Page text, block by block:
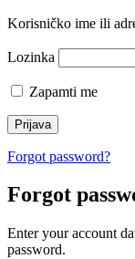
Korisničko ime ili
Lozinka
Zapamti me
Forgot password?
Forgot
Enter your account
password.